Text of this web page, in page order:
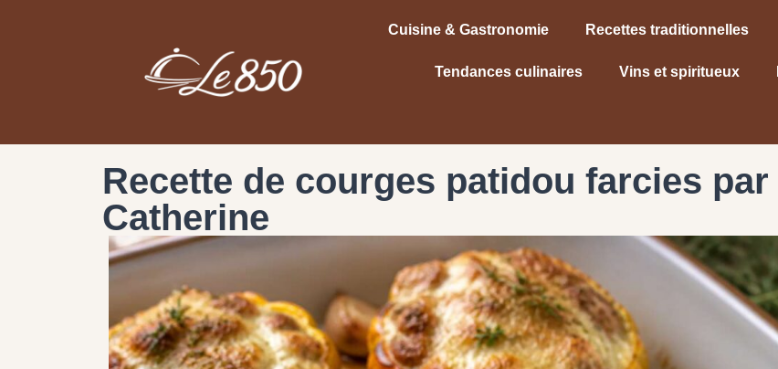
Cuisine & Gastronomie Recettes traditionnelles
Tendances culinaires Vins et spiritueux
Recette de courges patidou farcies par
Catherine